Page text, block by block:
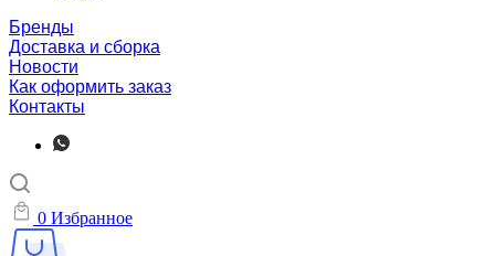
Бренды
Доставка и сборка
Новости
Как оформить заказ
Контакты
0 Избранное